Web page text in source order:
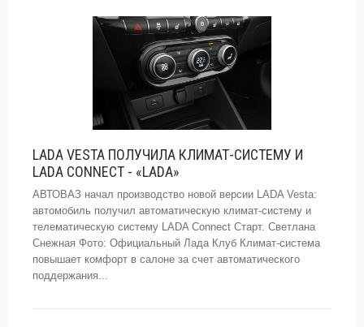
LADA VESTA ПОЛУЧИЛА КЛИМАТ-СИСТЕМУ И
LADA CONNECT - «LADA»
АВТОВАЗ начал производство новой версии LADA Vesta:
автомобиль получил автоматическую климат-систему и
телематическую систему LADA Connect Старт. Светлана
Снежная Фото: Официальный Лада Клуб Климат-система
повышает комфорт в салоне за счет автоматического
поддержания...